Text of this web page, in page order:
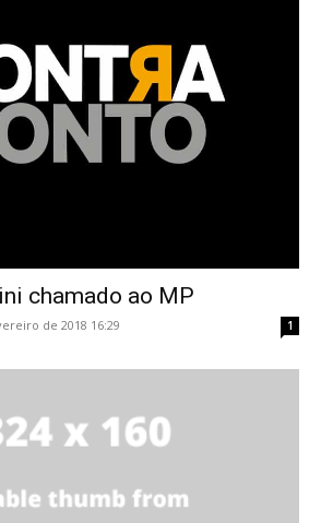
chamado ao MP
de 2018 16:29 1